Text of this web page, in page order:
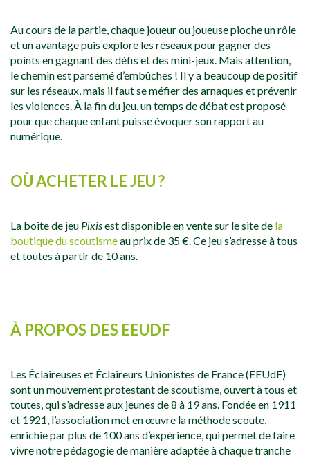
Au cours de la partie, chaque joueur ou joueuse pioche un rôle
et un avantage puis explore les réseaux pour gagner des
points en gagnant des défis et des mini-jeux. Mais attention,
le chemin est parsemé d’embûches ! Il y a beaucoup de positif
sur les réseaux, mais il faut se méfier des arnaques et prévenir
les violences. À la fin du jeu, un temps de débat est proposé
pour que chaque enfant puisse évoquer son rapport au
numérique.
OÙ ACHETER LE JEU ?
La boîte de jeu Pixisest disponible en vente sur le site de la
boutique du scoutismeau prix de 35 €. Ce jeu s’adresse à tous
et toutes à partir de 10 ans.
À PROPOS DES EEUDF
Les Éclaireuses et Éclaireurs Unionistes de France (EEUdF)
sont un mouvement protestant de scoutisme, ouvert à tous et
toutes, qui s’adresse aux jeunes de 8 à 19 ans. Fondée en 1911
et 1921, l’association met en œuvre la méthode scoute,
enrichie par plus de 100 ans d’expérience, qui permet de faire
vivre notre pédagogie de manière adaptée à chaque tranche